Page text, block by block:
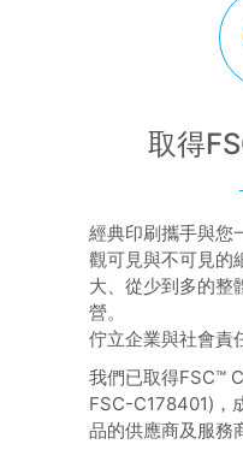
取得
經典印刷攜手與您
觀可見與不可見的
大、從少到多的整
營。
佇立企業與社會責
我們已取得FSC™
FSC-C178401)，
品的供應商及服務